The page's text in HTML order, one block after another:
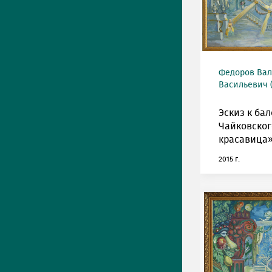
Федоров
Васильевич
Эскиз к
2015 г.